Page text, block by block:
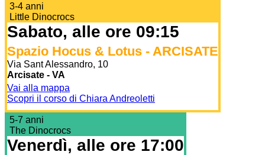
3-4 anni
Little Dinocrocs
Sabato, alle ore 09:15
Spazio Hocus & Lotus - ARCISATE
Via Sant Alessandro, 10
Arcisate - VA
Vai alla mappa
Scopri il corso di Chiara Andreoletti
5-7 anni
The Dinocrocs
Venerdì, alle ore 17:00